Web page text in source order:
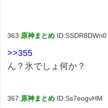
363:原神まとめ ID:SSDR8DWn0
>>355
ん？氷でしょ何か？
367:原神まとめ ID:Ss7eogvHM